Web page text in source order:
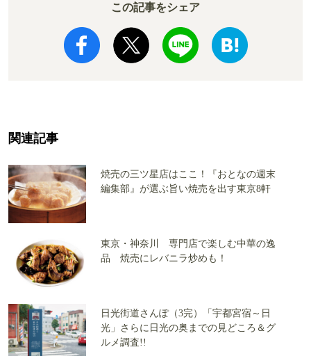
この記事をシェア
関連記事
焼売の三ツ星店はここ！『おとなの週末
編集部』が選ぶ旨い焼売を出す東京8軒
東京・神奈川 専門店で楽しむ中華の逸
品 焼売にレバニラ炒めも！
日光街道さんぽ（3完）「宇都宮宿～日
光」さらに日光の奥までの見どころ＆グ
ルメ調査!!